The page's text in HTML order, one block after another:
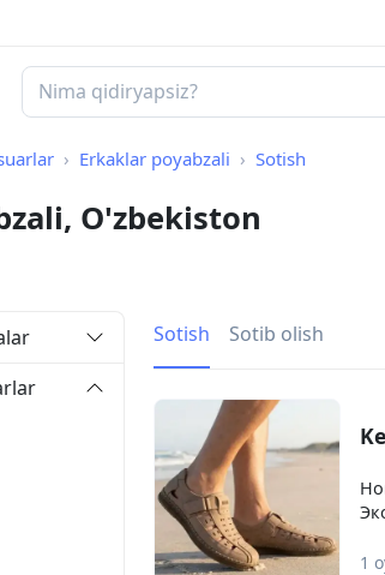
Erkaklar poyabzali Sotish
O'zbekiston
Sotish Sotib olish
1